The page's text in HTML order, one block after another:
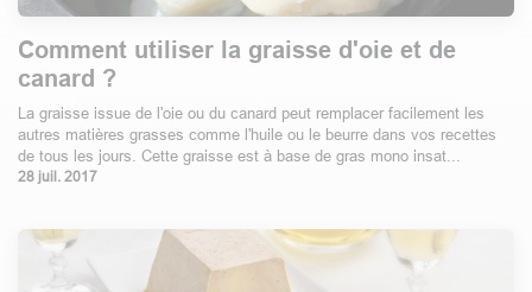
Comment utiliser la graisse d'oie et de
canard ?
La graisse issue de l'oie ou du canard peut remplacer facilement les
autres matières grasses comme l'huile ou le beurre dans vos recettes
de tous les jours. Cette graisse est à base de gras mono insat...
28 juil. 2017